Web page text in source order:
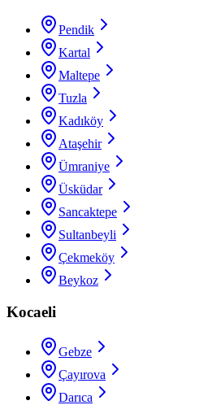
Pendik
Kartal
Maltepe
Tuzla
Kadıköy
Ataşehir
Ümraniye
Üsküdar
Sancaktepe
Sultanbeyli
Çekmeköy
Beykoz
Kocaeli
Gebze
Çayırova
Darıca